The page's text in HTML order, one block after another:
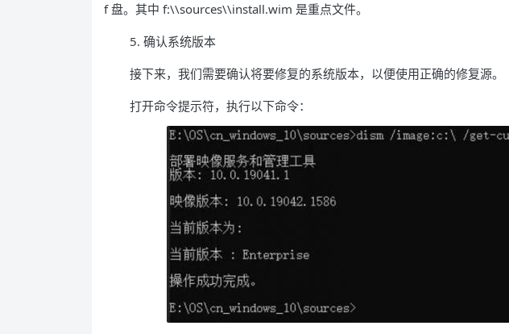
f 盘。其中 f:\\sources\\install.wim 是重点文件。
5. 确认系统版本
接下来，我们需要确认将要修复的系统版本，以便使用正确的修复源。
打开命令提示符，执行以下命令：